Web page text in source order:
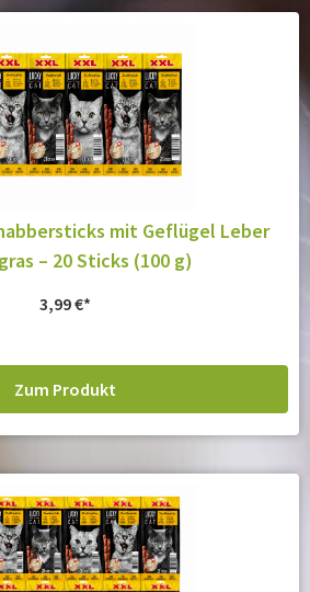
mit Geflügel Leber
– 20 Sticks (100 g)
3,99€
Zum Produkt